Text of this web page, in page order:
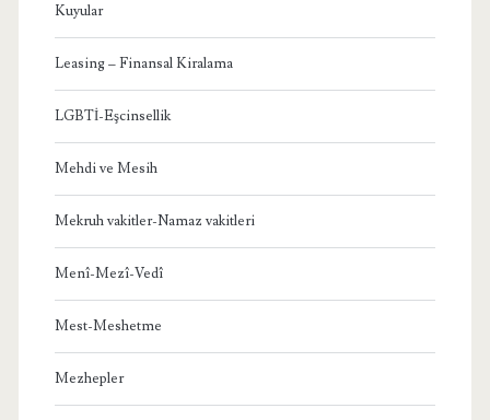
Kuyular
Leasing – Finansal Kiralama
LGBTİ-Eşcinsellik
Mehdi ve Mesih
Mekruh vakitler-Namaz vakitleri
Menî-Mezî-Vedî
Mest-Meshetme
Mezhepler